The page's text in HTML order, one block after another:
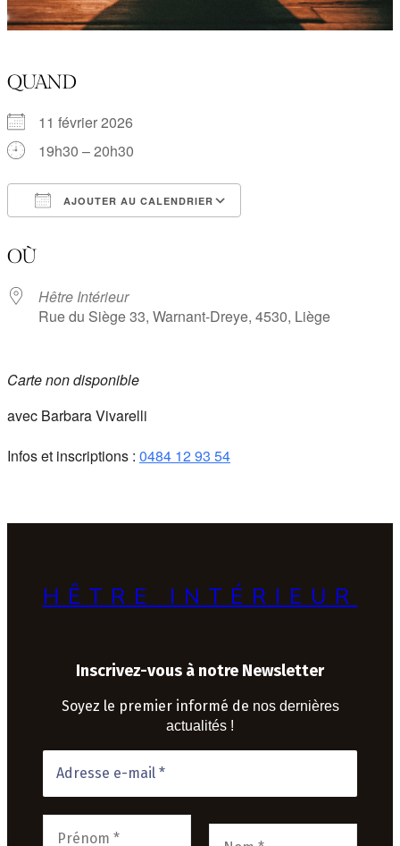
QUAND
11 février 2026
19h30 – 20h30
AJOUTER AU CALENDRIER
OÙ
Hêtre Intérieur
Rue du Siège 33, Warnant-Dreye, 4530, Liège
Carte non disponible
avec Barbara Vivarelli
Infos et inscriptions : 0484 12 93 54
HÊTRE INTÉRIEUR
Inscrivez-vous à notre Newsletter
Soyez le premier informé de nos dernières
actualités !